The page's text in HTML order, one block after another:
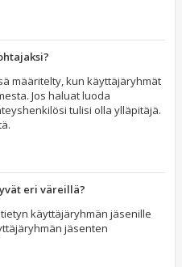
määritelty, kun käyttäjäryhmät
Jos haluat luoda
tulisi olla ylläpitäjä.
eri väreillä?
käyttäjäryhmän jäsenille
jäsenten